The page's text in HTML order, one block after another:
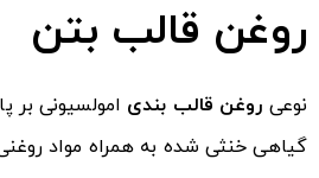
روغن قالب بتن
نوعی روغن قالب بندیامولسیونی بر
گیاهی خنثی شده به همراه مواد